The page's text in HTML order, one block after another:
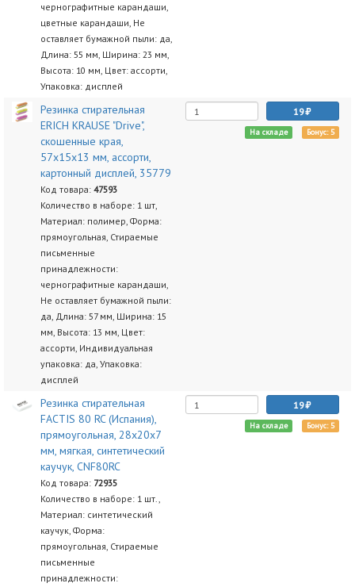
чернографитные карандаши,
цветные карандаши, Не
оставляет бумажной пыли: да,
Длина: 55 мм, Ширина: 23 мм,
Высота: 10 мм, Цвет: ассорти,
Упаковка: дисплей
Резинка стирательная
ERICH KRAUSE "Drive",
скошенные края,
57х15х13 мм, ассорти,
картонный дисплей, 35779
Код товара: 47593
Количество в наборе: 1 шт,
Материал: полимер, Форма:
прямоугольная, Стираемые
письменные
принадлежности:
чернографитные карандаши,
Не оставляет бумажной пыли:
да, Длина: 57 мм, Ширина: 15
мм, Высота: 13 мм, Цвет:
ассорти, Индивидуальная
упаковка: да, Упаковка:
дисплей
19
На складе Бонус: 5
Резинка стирательная
FACTIS 80 RC (Испания),
прямоугольная, 28х20х7
мм, мягкая, синтетический
каучук, CNF80RC
Код товара: 72935
Количество в наборе: 1 шт.,
Материал: синтетический
каучук, Форма:
прямоугольная, Стираемые
письменные
принадлежности:
19
На складе Бонус: 5